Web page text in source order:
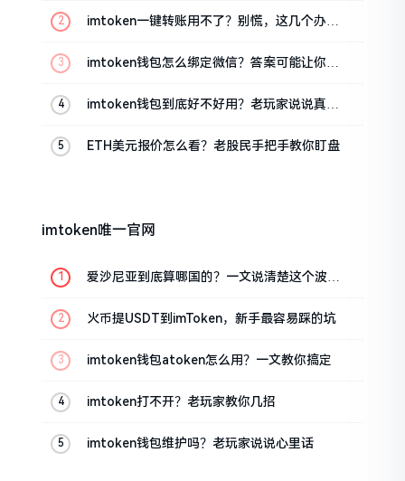
imtoken一键转账用不了？别慌，这几个办法
imtoken钱包怎么绑定微信？答案可能让你失
imtoken钱包到底好不好用？老玩家说说真实
ETH美元报价怎么看？老股民手把手教你盯盘
imtoken唯一官网
爱沙尼亚到底算哪国的？一文说清楚这个波罗
火币提USDT到imToken，新手最容易踩的坑
imtoken钱包atoken怎么用？一文教你搞定
imtoken打不开？老玩家教你几招
imtoken钱包维护吗？老玩家说说心里话